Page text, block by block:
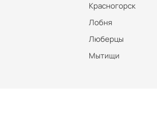
Красногорск
Лобня
Люберцы
Мытищи